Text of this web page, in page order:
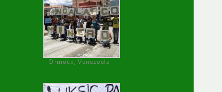
Orinoco, Venezuela